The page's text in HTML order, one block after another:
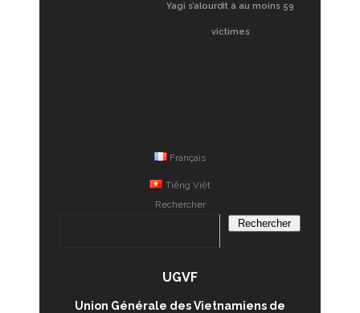
Vietnam, premier test
Français
Tiếng Việt
Rechercher
Rechercher
UGVF
Union Générale des Vietnamiens de